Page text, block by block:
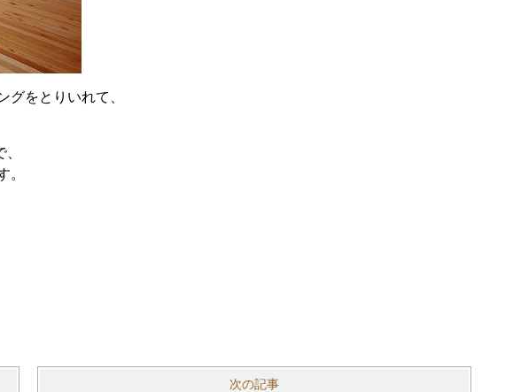
をとりいれて、
。
次の記事